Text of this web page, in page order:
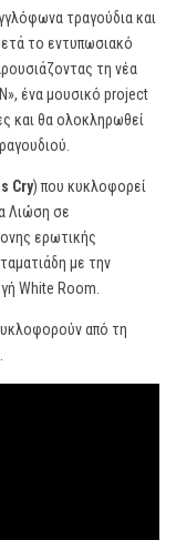
τραγούδια και
το εντυπωσιακό
τη νέα
ένα μουσικό project
και θα ολοκληρωθεί
Cry) που κυκλοφορεί
Λιώση σε
ερωτικής
με την
White Room.
από τη